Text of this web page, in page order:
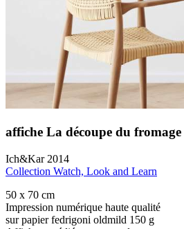
affiche La découpe du fromage
Ich&Kar 2014
Collection Watch, Look and Learn
50 x 70 cm
Impression numérique haute qualité
sur papier fedrigoni oldmild 150 g